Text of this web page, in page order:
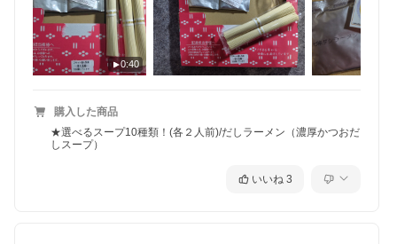
0:40
購入した商品
★選べるスープ10種類！(各２人前)/だしラーメン（濃厚かつおだ
しスープ）
いいね 3